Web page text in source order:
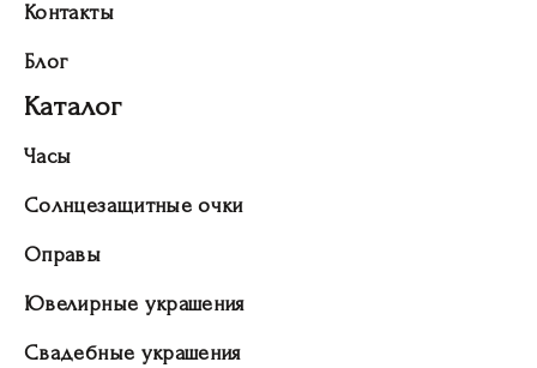
Контакты
Блог
Каталог
Часы
Солнцезащитные очки
Оправы
Ювелирные украшения
Свадебные украшения